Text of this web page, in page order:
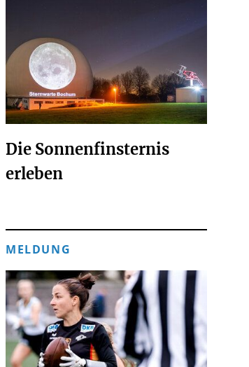
Die Sonnenfinsternis
erleben
MELDUNG